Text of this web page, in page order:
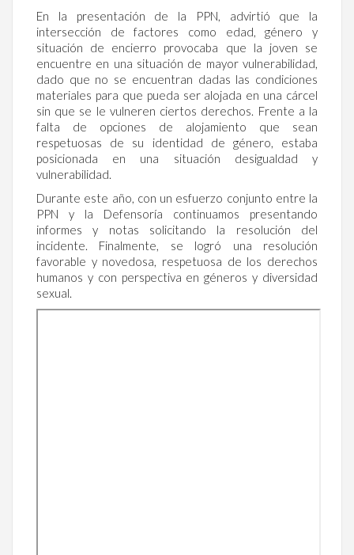
En la presentación de la PPN, advirtió que la
intersección de factores como edad, género y
situación de encierro provocaba que la joven se
encuentre en una situación de mayor vulnerabilidad,
dado que no se encuentran dadas las condiciones
materiales para que pueda ser alojada en una cárcel
sin que se le vulneren ciertos derechos. Frente a la
falta de opciones de alojamiento que sean
respetuosas de su identidad de género, estaba
posicionada en una situación desigualdad y
vulnerabilidad.
Durante este año, con un esfuerzo conjunto entre la
PPN y la Defensoría continuamos presentando
informes y notas solicitando la resolución del
incidente. Finalmente, se logró una resolución
favorable y novedosa, respetuosa de los derechos
humanos y con perspectiva en géneros y diversidad
sexual.